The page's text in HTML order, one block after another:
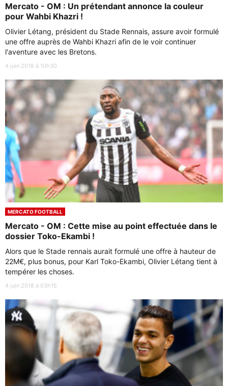
Mercato - OM : Un prétendant annonce la couleur
pour Wahbi Khazri !
Olivier Létang, président du Stade Rennais, assure avoir formulé
une offre auprès de Wahbi Khazri afin de le voir continuer
l'aventure avec les Bretons.
4 juin 2018 à 10h30
MERCATO FOOTBALL
Mercato - OM : Cette mise au point effectuée dans le
dossier Toko-Ekambi !
Alors que le Stade rennais aurait formulé une offre à hauteur de
22M€, plus bonus, pour Karl Toko-Ekambi, Olivier Létang tient à
tempérer les choses.
4 juin 2018 à 03h15